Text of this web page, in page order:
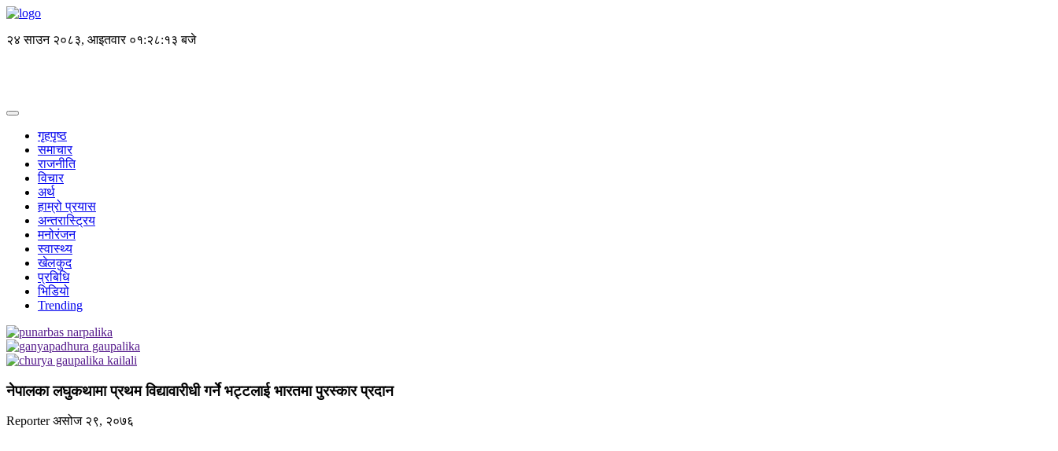
२४ साउन २०८३, आइतवार ०१:२८:१४ बजे
गृहपृष्ठ
समाचार
राजनीति
विचार
अर्थ
हाम्रो प्रयास
अन्तरास्ट्रिय
मनोरंजन
स्वास्थ्य
खेलकुद
प्रबिधि
भिडियो
Trending
नेपालका लघुकथामा प्रथम विद्यावारीधी गर्ने भट्टलाई भारतमा पुरस्कार प्रदान
Reporterअसोज २९, २०७६